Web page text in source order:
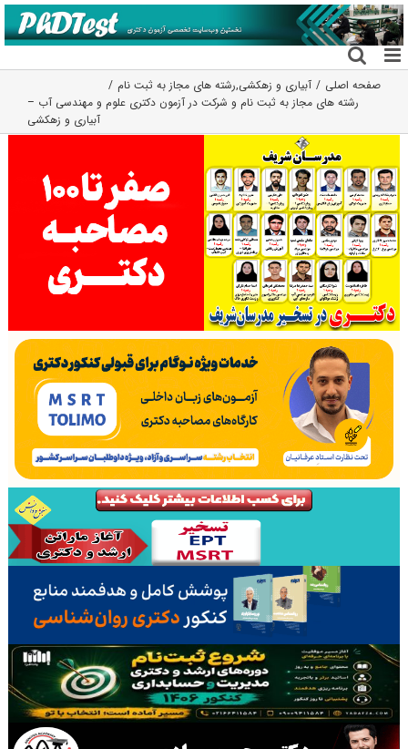
رفتن
به
محتوا
صفحه اصلی آبیاری و زهکشی,رشته های مجاز به ثبت نام
رشته های مجاز به ثبت نام و شرکت در آزمون دکتری علوم و مهندسی آب –
آبیاری و زهکشی